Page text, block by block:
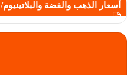
أسعار الذهب والفضة والبلاتينيوم/ Gold, Silver and Platinum Rate